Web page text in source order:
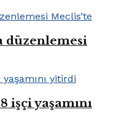
düzenlemesi
işçi yaşamını